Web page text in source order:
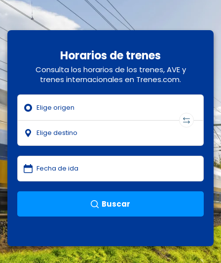
Horarios de trenes
Consulta los horarios de los trenes, AVE y
trenes internacionales en Trenes.com.
Buscar